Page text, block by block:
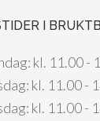
I
kl. 11.00 -
kl. 11.00 -
kl. 11.00 -